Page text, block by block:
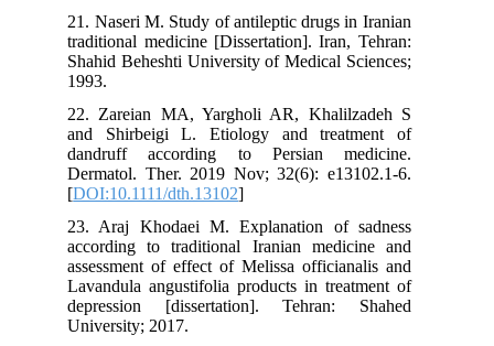
21. Naseri M. Study of antileptic drugs in Iranian
traditional medicine [Dissertation]. Iran, Tehran:
Shahid Beheshti University of Medical Sciences;
1993.
22. Zareian MA, Yargholi AR, Khalilzadeh S
and Shirbeigi L. Etiology and treatment of
dandruff according to Persian medicine.
Dermatol. Ther. 2019 Nov; 32(6): e13102.1-6.
[DOI:10.1111/dth.13102
23. Araj Khodaei M. Explanation of sadness
according to traditional Iranian medicine and
assessment of effect of Melissa officianalis and
Lavandula angustifolia products in treatment of
depression [dissertation]. Tehran: Shahed
University; 2017.